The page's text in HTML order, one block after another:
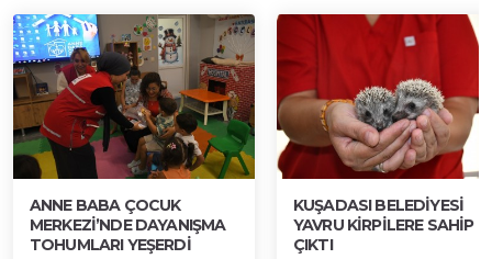
ANNE BABA ÇOCUK
MERKEZİ’NDE DAYANIŞMA
TOHUMLARI YEŞERDİ
KUŞADASI BELEDİYESİ
YAVRU KİRPİLERE SAHİP
ÇIKTI